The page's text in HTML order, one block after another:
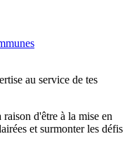
au service de tes
d'être à la mise en
et surmonter les défis